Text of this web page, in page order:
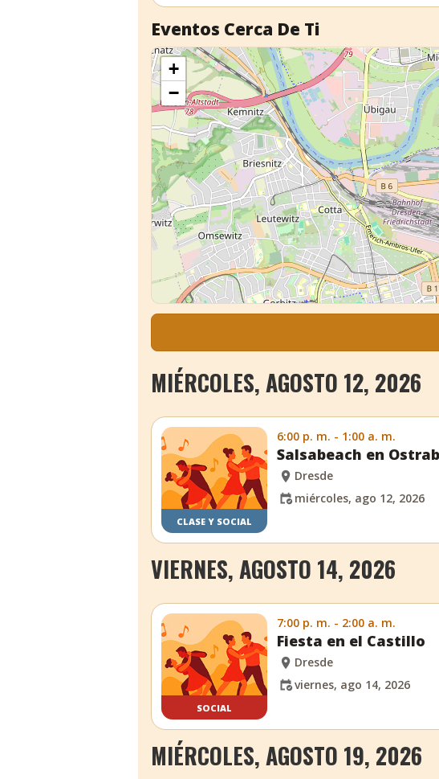
Eventos Cerca De Ti
+
−
MIÉRCOLES, AGOSTO 12, 2026
CLASE Y SOCIAL
6:00 p. m. - 1:00 a. m.
Salsabeach en
Dresde
miércoles, ago 12, 2026
VIERNES, AGOSTO 14, 2026
SOCIAL
7:00 p. m. - 2:00 a. m.
Fiesta en el Castillo
Dresde
viernes, ago 14, 2026
MIÉRCOLES, AGOSTO 19, 2026